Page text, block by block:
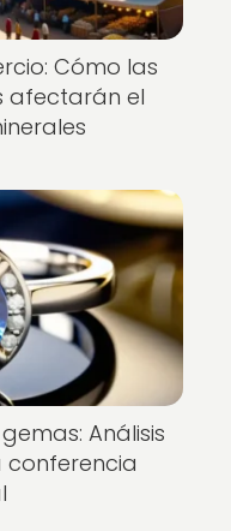
Cómo las
afectarán el
Análisis
conferencia